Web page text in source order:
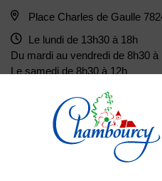
Place Charles de Gaulle
Le lundi de 13h30 à 18h
Du mardi au vendredi de 8h30
Le samedi de 8h30 à 12h
01 39 22 31 31